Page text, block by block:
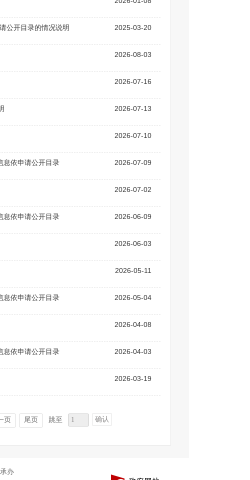
2025-03-20
公开目录的情况说明
2026-08-03
2026-07-16
2026-07-13
2026-07-10
2026-07-09
息依申请公开目录
2026-07-02
2026-06-09
息依申请公开目录
2026-06-03
2026-05-11
2026-05-04
息依申请公开目录
2026-04-08
2026-04-03
息依申请公开目录
2026-03-19
页 尾页 跳至 确认
办